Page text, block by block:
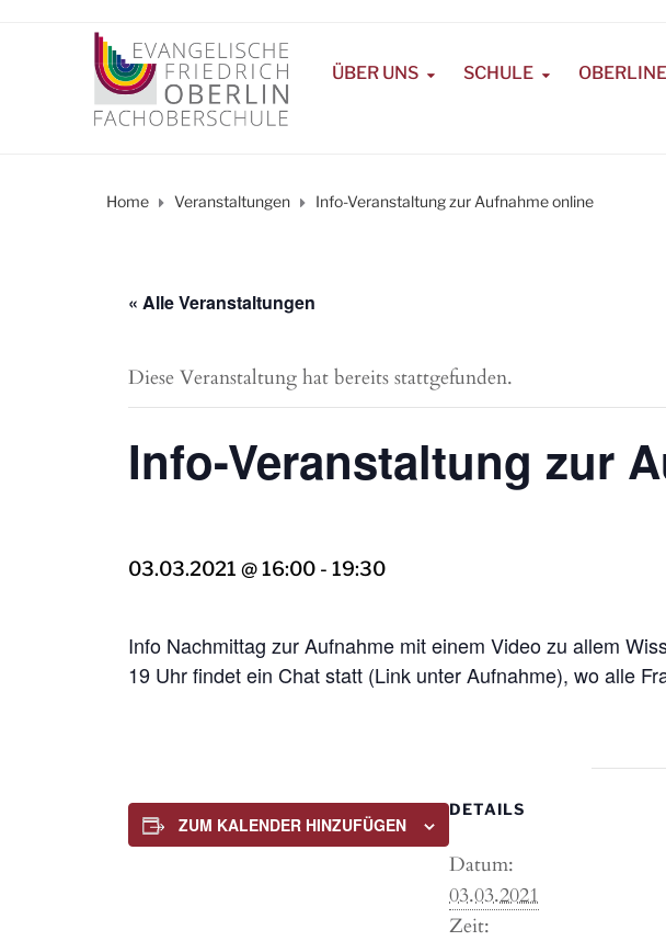
ÜBER UNS SCHULE
Home Veranstaltungen Info-Veranstaltung zur Aufnahme online
« Alle Veranstaltungen
Diese Veranstaltung hat bereits stattgefunden.
Info-Veranstaltung zur
03.03.2021 @ 16:00 - 19:30
Info Nachmittag zur Aufnahme mit einem Video zu allem
19 Uhr findet ein Chat statt (Link unter Aufnahme), wo alle
ZUM KALENDER HINZUFÜGEN
DETAILS
Datum:
03.03.2021
Zeit: